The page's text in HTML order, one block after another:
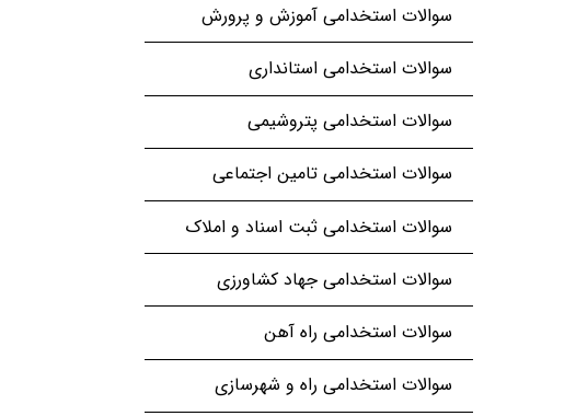
سوالات استخدامی آموزش و پرورش
سوالات استخدامی استانداری
سوالات استخدامی پتروشیمی
سوالات استخدامی تامین اجتماعی
سوالات استخدامی ثبت اسناد و املاک
سوالات استخدامی جهاد کشاورزی
سوالات استخدامی راه آهن
سوالات استخدامی راه و شهرسازی